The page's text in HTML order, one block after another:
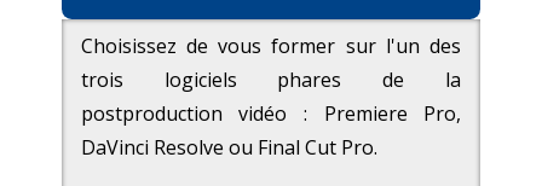
Choisissez de vous former sur l'un des
trois logiciels phares de la
postproduction vidéo : Premiere Pro,
DaVinci Resolve ou Final Cut Pro.